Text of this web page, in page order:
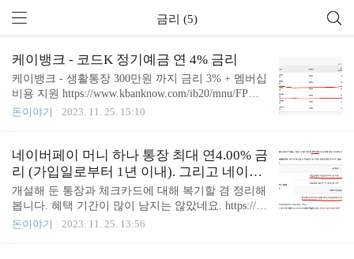
금리 (5)
케이뱅크 - 코드K 정기예금 연 4% 금리
케이뱅크 - 생활통장 300만원 까지 금리 3% + 멤버십
비용 지원 https://www.kbanknow.com/ib20/mnu/FPMD
PT130000 케이뱅크 생활통장 생활비에 매일매일 높
대해 3%의 금리를 junho85.pe.kr 지난번 케이뱅크에
서 생활통장을 개설하다 보니 케이뱅크 정기예금 금
리도 4%로 괜찮다는 것을 알게 되었습니다. https://w
ww.kbanknow.com/ib20/mnu/FPMDPT070000 케이뱅
크 코드K 정기예금 가입 후 금리가 올라도 OK www.
kbanknow.com 4% 금리를 받기 위해서는 가입기간을
돈이야기 2023. 11. 25. 15:10
네이버페이 머니 하나 통장 최대 연4.00% 금
리 (가입일로부터 1년 이내). 그리고 네이버
페이 체크카드 1.2% 적립 (연말까지)
개설해 둔 통장과 체크카드에 대해 복기할 겸 정리해
봅니다. 혜택 기간이 많이 남지는 않았네요. https://w
ww.kebhana.com/cont/mall/mall08/mall0801/mall08010
돈이야기 2023. 11. 25. 13:56